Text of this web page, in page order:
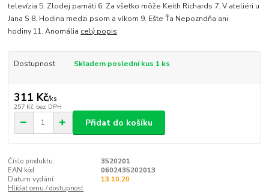
televízia 5. Zlodej pamäti 6. Za všetko môže Keith Richards 7. V ateliéri u
Jana S 8. Hodina medzi psom a vlkom 9. Ešte Ťa Nepozndňa ani
hodiny 11. Anomália celý popis
Dostupnost Skladem poslední kus 1 ks
311 Kč/ks
257 Kč bez DPH
Přidat do košíku
Číslo produktu:
3520201
EAN kód:
0602435202013
Datum vydání:
13.10.20
Hlídat cenu / dostupnost